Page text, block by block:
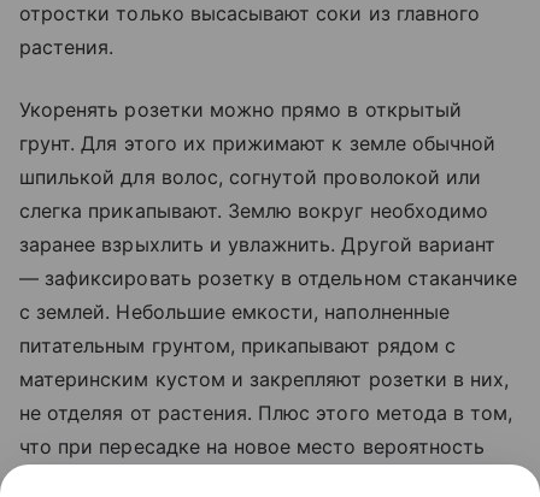
отростки только высасывают соки из главного
растения.
Укоренять розетки можно прямо в открытый
грунт. Для этого их прижимают к земле обычной
шпилькой для волос, согнутой проволокой или
слегка прикапывают. Землю вокруг необходимо
заранее взрыхлить и увлажнить. Другой вариант
— зафиксировать розетку в отдельном стаканчике
с землей. Небольшие емкости, наполненные
питательным грунтом, прикапывают рядом с
материнским кустом и закрепляют розетки в них,
не отделяя от растения. Плюс этого метода в том,
что при пересадке на новое место вероятность